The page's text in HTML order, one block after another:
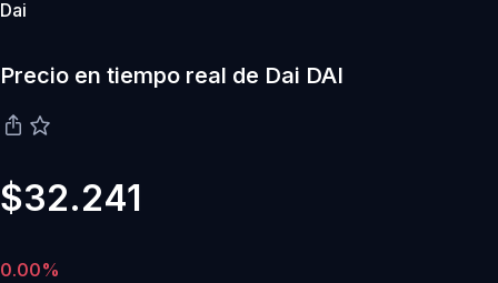
Dai
Precio en tiempo real de Dai DAI
$32.241
0.00%